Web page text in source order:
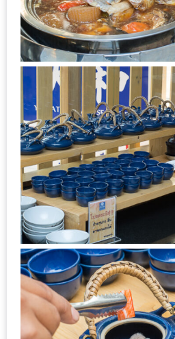
เป็น
ส่วน
ตัว
นโยบาย
ความ
เป็น
ส่วน
ตัว
ประกาศ
ผล
ผู้
โชค
ดี
กับ
น้า
อ้วน